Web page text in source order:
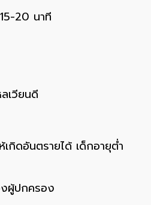
20 นาที
เวียนดี
เกิดอันตรายได้ เด็กอายุต่ำ
ผู้ปกครอง